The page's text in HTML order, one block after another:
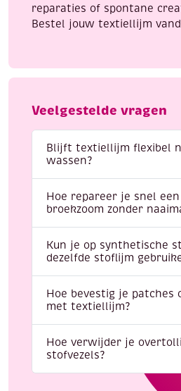
reparaties of spontane
Bestel jouw textiellijm
Veelgestelde vragen
Blijft textiellijm flexibel
wassen?
Hoe repareer je snel
broekzoom zonder
Kun je op synthetische
dezelfde stoflijm
Hoe bevestig je patches
met textiellijm?
Hoe verwijder je
stofvezels?